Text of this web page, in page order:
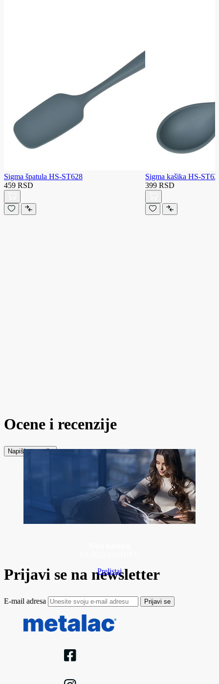
Sigma špatula HS-ST628
459 RSD
Sigma kašika HS-
399 RSD
Ocene i recenzije
Napiši recenziju
Prelistaj
Prijavi se na newsletter
E-mail adresa Prijavi se